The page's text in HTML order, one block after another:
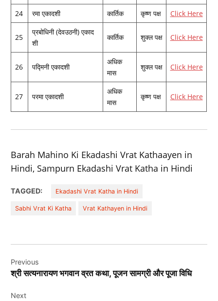
24
रमा एकादशी कार्तिक कृष्‍ण पक्ष Click Here
25
प्रबोधिनी (देवउठनी) एकाद
शी
कार्तिक शुक्‍ल पक्ष Click Here
26 पद्मिनी एकादशी
अधिक
मास
शुक्‍ल पक्ष Click Here
27 परमा एकादशी
अधिक
मास
कृष्‍ण पक्ष Click Here
Barah Mahino Ki Ekadashi Vrat Kathaayen in
Hindi, Sampurn Ekadashi Vrat Katha in Hindi
TAGGED: Ekadashi Vrat Katha in Hindi
Sabhi Vrat Ki Katha Vrat Kathayen in Hindi
navigation
Previous
श्री सत्यनारायण भगवान व्रत कथा, पूजन सामग्री और पूजा विधि
Next